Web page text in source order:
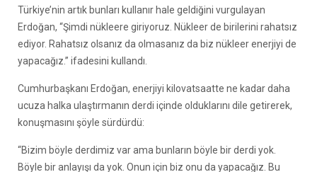
Türkiye’nin artık bunları kullanır hale geldiğini vurgulayan
Erdoğan, “Şimdi nükleere giriyoruz. Nükleer de birilerini rahatsız
ediyor. Rahatsız olsanız da olmasanız da biz nükleer enerjiyi de
yapacağız.” ifadesini kullandı.
Cumhurbaşkanı Erdoğan, enerjiyi kilovatsaatte ne kadar daha
ucuza halka ulaştırmanın derdi içinde olduklarını dile getirerek,
konuşmasını şöyle sürdürdü:
“Bizim böyle derdimiz var ama bunların böyle bir derdi yok.
Böyle bir anlayışı da yok. Onun için biz onu da yapacağız. Bu